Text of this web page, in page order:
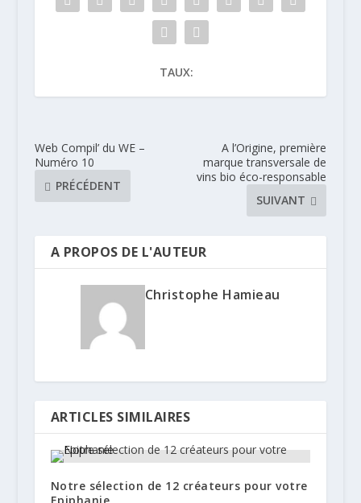
TAUX:
Web Compil’ du WE –
Numéro 10
PRÉCÉDENT
A l’Origine, première
marque transversale de
vins bio éco-responsable
SUIVANT
A PROPOS DE L'AUTEUR
Christophe Hamieau
ARTICLES SIMILAIRES
Notre sélection de 12 créateurs pour votre
Epiphanie